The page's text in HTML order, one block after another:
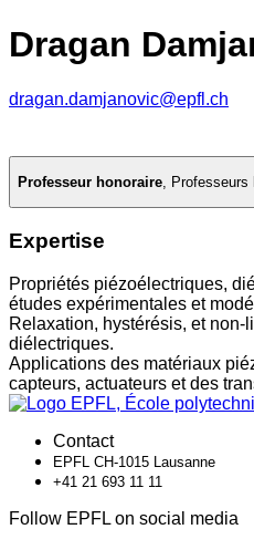
Dragan
dragan.damjanovic@epfl.ch
Professeur honoraire, Professeurs
Expertise
Propriétés piézoélectriques,
études expérimentales et
Relaxation, hystérésis, et
diélectriques.
Applications des matériaux
capteurs, actuateurs et des
Contact
EPFL CH-1015 Lausanne
+41 21 693 11 11
Follow EPFL on social media